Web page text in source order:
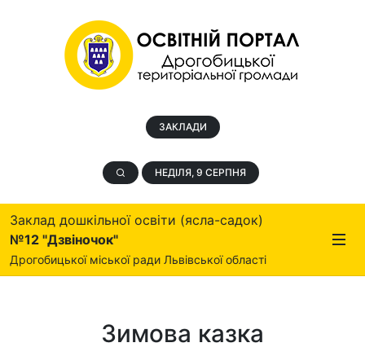
ЗАКЛАДИ
НЕДІЛЯ, 9 СЕРПНЯ
Заклад дошкільної освіти (ясла-садок)
№12 "Дзвіночок"
Дрогобицької міської ради Львівської області
Зимова казка